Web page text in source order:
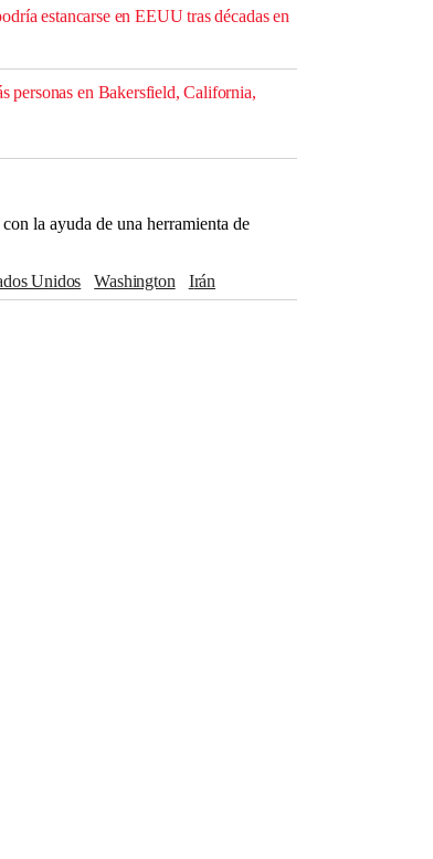
estancarse en EEUU tras décadas en
personas en Bakersfield, California,
la ayuda de una herramienta de
Unidos Washington
Irán